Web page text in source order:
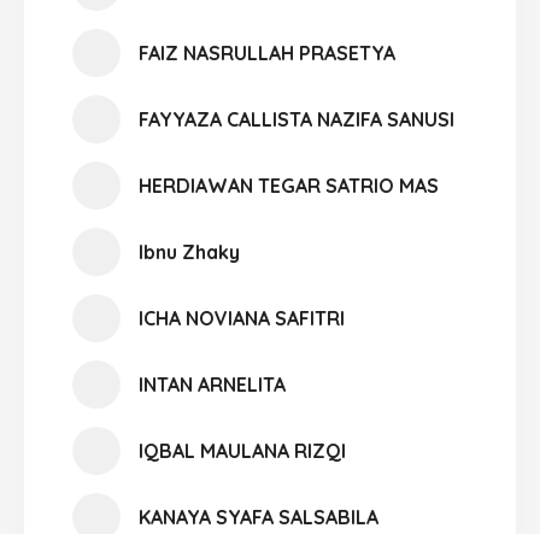
FAIZ NASRULLAH PRASETYA
FAYYAZA CALLISTA NAZIFA SANUSI
HERDIAWAN TEGAR SATRIO MAS
Ibnu Zhaky
ICHA NOVIANA SAFITRI
INTAN ARNELITA
IQBAL MAULANA RIZQI
KANAYA SYAFA SALSABILA